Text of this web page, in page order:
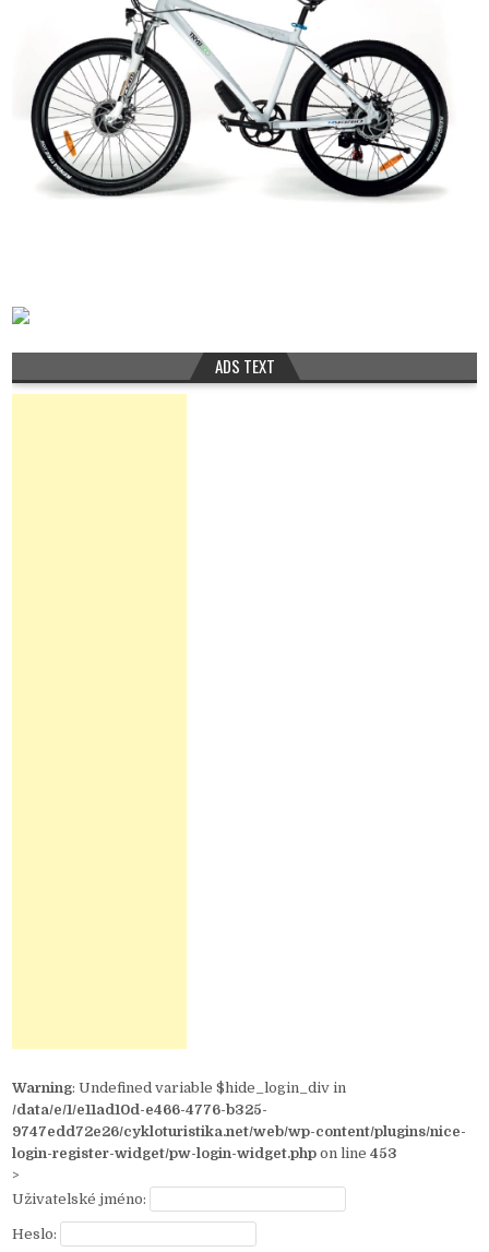
ADS TEXT
Warning: Undefined variable $hide_login_div in
/data/e/1/e11ad10d-e466-4776-b325-
9747edd72e26/cykloturistika.net/web/wp-content/plugins/nice-
login-register-widget/pw-login-widget.php on line453
>
Uživatelské jméno:
Heslo: